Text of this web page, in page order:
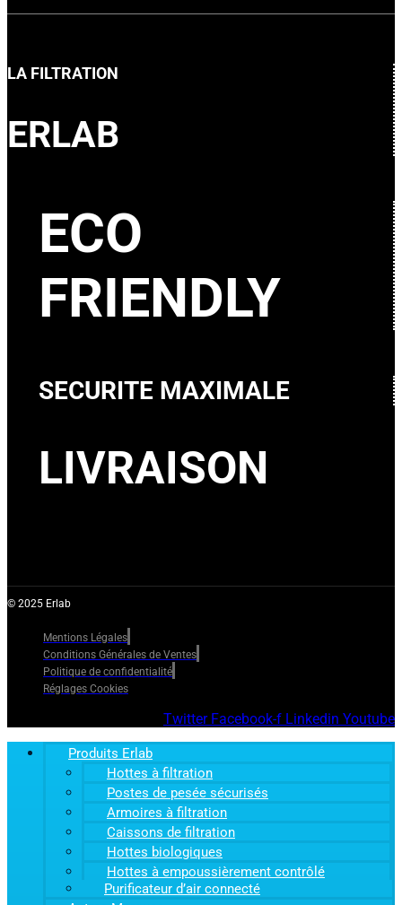
LA FILTRATION
ERLAB
ECO
FRIENDLY
SECURITE MAXIMALE
LIVRAISON
© 2025 Erlab
Mentions Légales
Conditions Générales de Ventes
Politique de confidentialité
Réglages Cookies
Twitter Facebook-f Linkedin Youtube
Produits Erlab
Hottes à filtration
Postes de pesée sécurisés
Armoires à filtration
Caissons de filtration
Hottes biologiques
Hottes à empoussièrement contrôlé
Purificateur d’air connecté